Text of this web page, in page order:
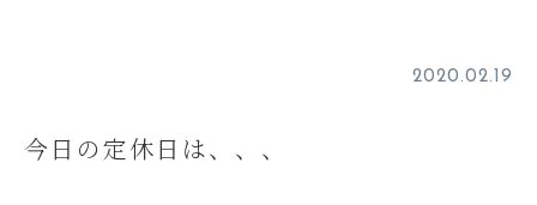
2020.02.19
今日の定休日は、、、